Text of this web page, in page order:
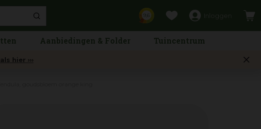
Aanbiedingen & Folder Tuincentrum
hier ›››